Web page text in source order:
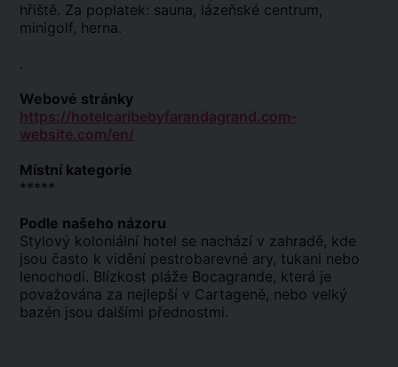
hřiště. Za poplatek: sauna, lázeňské centrum,
minigolf, herna.
.
Webové stránky
https://hotelcaribebyfarandagrand.com-
website.com/en/
Místní kategorie
*****
Podle našeho názoru
Stylový koloniální hotel se nachází v zahradě, kde
jsou často k vidění pestrobarevné ary, tukani nebo
lenochodi. Blízkost pláže Bocagrande, která je
považována za nejlepší v Cartageně, nebo velký
bazén jsou dalšími přednostmi.